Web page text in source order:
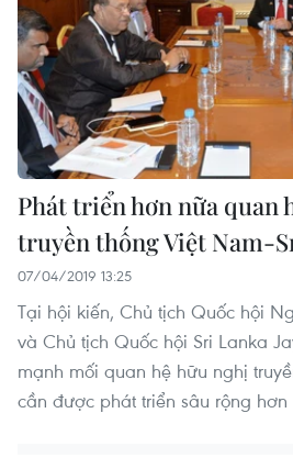
Phát triển hơn nữa quan
truyền thống Việt Nam-
07/04/2019 13:25
Tại hội kiến, Chủ tịch Quốc hội
và Chủ tịch Quốc hội Sri Lanka
mạnh mối quan hệ hữu nghị
cần được phát triển sâu rộng hơn